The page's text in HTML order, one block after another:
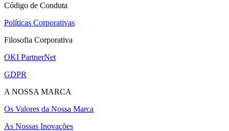
Código de Conduta
Políticas Corporativas
Filosofia Corporativa
OKI PartnerNet
GDPR
A NOSSA MARCA
Os Valores da Nossa Marca
As Nossas Inovações